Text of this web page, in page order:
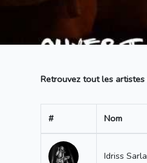
Retrouvez tout les
# Nom
Idriss